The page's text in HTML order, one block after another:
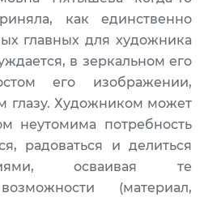
как единственно
главных для художника
в зеркальном его
его изображении,
глазу. Художником может
неутомима потребность
радоваться и делиться
осваивая те
(материал,